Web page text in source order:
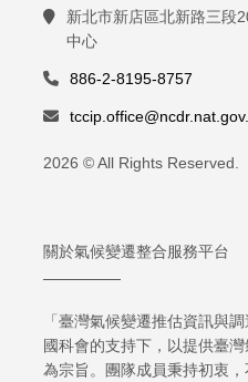
新北市新店區北新路三
中心
886-2-8195-8757
2026 © All Rights
關於氣候變遷整合服務平台
「臺灣氣候變遷推估資訊與
國科會的支持下，以提供臺
為宗旨。團隊成員秉持初衷